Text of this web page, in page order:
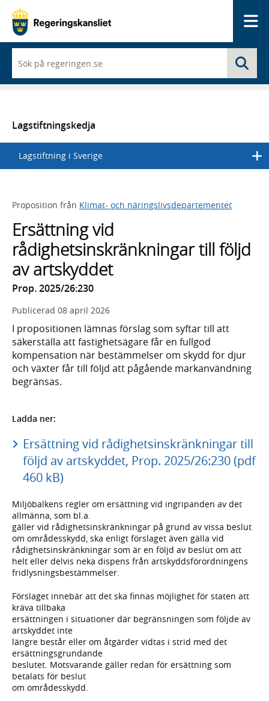
du
börjar
skriva
en
lista
med
sökförslag
Lagstiftningskedja
Lagstiftning i Sverige
Proposition från Klimat- och näringslivsdepartementet
Ersättning vid
rådighetsinskränkningar till följd
av artskyddet
Prop. 2025/26:230
Publicerad 08 april 2026
I propositionen lämnas förslag som syftar till att
säkerställa att fastighetsägare får en fullgod
kompensation när bestämmelser om skydd för djur
och växter får till följd att pågående markanvändning
begränsas.
Ladda ner:
Ersättning vid rådighetsinskränkningar till
följd av artskyddet, Prop. 2025/26:230 (pdf
460 kB)
Miljöbalkens regler om ersättning vid ingripanden av det
allmänna, som bl.a.
gäller vid rådighetsinskränkningar på grund av vissa beslut
om områdesskydd, ska enligt förslaget även gälla vid
rådighetsinskränkningar som är en följd av beslut om att
helt eller delvis neka dispens från artskyddsförordningens
fridlysningsbestämmelser.
Förslaget innebär att det ska finnas möjlighet för staten att
kräva tillbaka
ersättningen i situationer där begränsningen som följde av
artskyddet inte
längre består eller om åtgärder vidtas i strid med det
ersättningsgrundande
beslutet. Motsvarande gäller redan för ersättning som
betalats för beslut
om områdesskydd.